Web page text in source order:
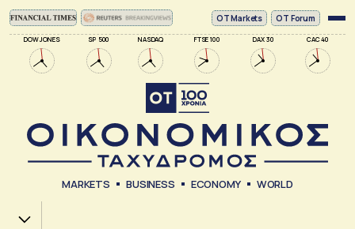
DOW JONES SP 500 NASDAQ FTSE 100 DAX 30 CAC 40
ΟΤ Markets OT Forum
MARKETS BUSINESS ECONOMY WORLD
Χ.Α.